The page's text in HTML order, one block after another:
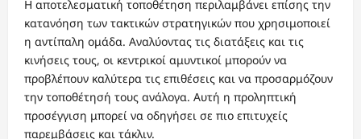
Η αποτελεσματική τοποθέτηση περιλαμβάνει επίσης την
κατανόηση των τακτικών στρατηγικών που χρησιμοποιεί
η αντίπαλη ομάδα. Αναλύοντας τις διατάξεις και τις
κινήσεις τους, οι κεντρικοί αμυντικοί μπορούν να
προβλέπουν καλύτερα τις επιθέσεις και να προσαρμόζουν
την τοποθέτησή τους ανάλογα. Αυτή η προληπτική
προσέγγιση μπορεί να οδηγήσει σε πιο επιτυχείς
παρεμβάσεις και τάκλιν.